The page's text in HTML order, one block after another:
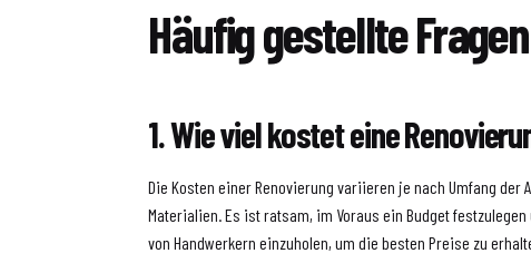
Häufig gestellte Fragen
1. Wie viel kostet eine
Die Kosten einer Renovierung variieren je nach Umfang der
Materialien. Es ist ratsam, im Voraus ein Budget festzulegen
von Handwerkern einzuholen, um die besten Preise zu